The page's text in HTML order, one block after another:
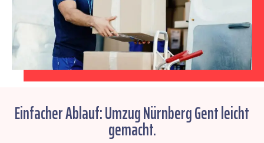
Einfacher Ablauf: Umzug Nürnberg Gent leicht
gemacht.